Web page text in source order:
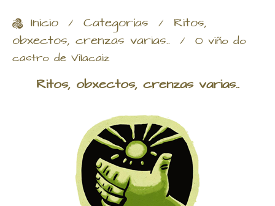
Inicio / Categorías / Ritos,
obxectos, crenzas varias.. / O viño do
castro de Vilacaiz
Ritos, obxectos, crenzas varias..